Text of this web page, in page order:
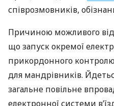
співрозмовників,
Причиною можливого
що запуск окремої
прикордонного
для мандрівників.
загальне повільне
електронної системи